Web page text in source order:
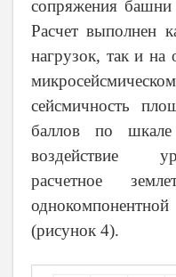
сопряжения
Расчет выполнен
нагрузок, так и на
сейсмичность
баллов по
воздействие
расчетное
(рисунок 4).